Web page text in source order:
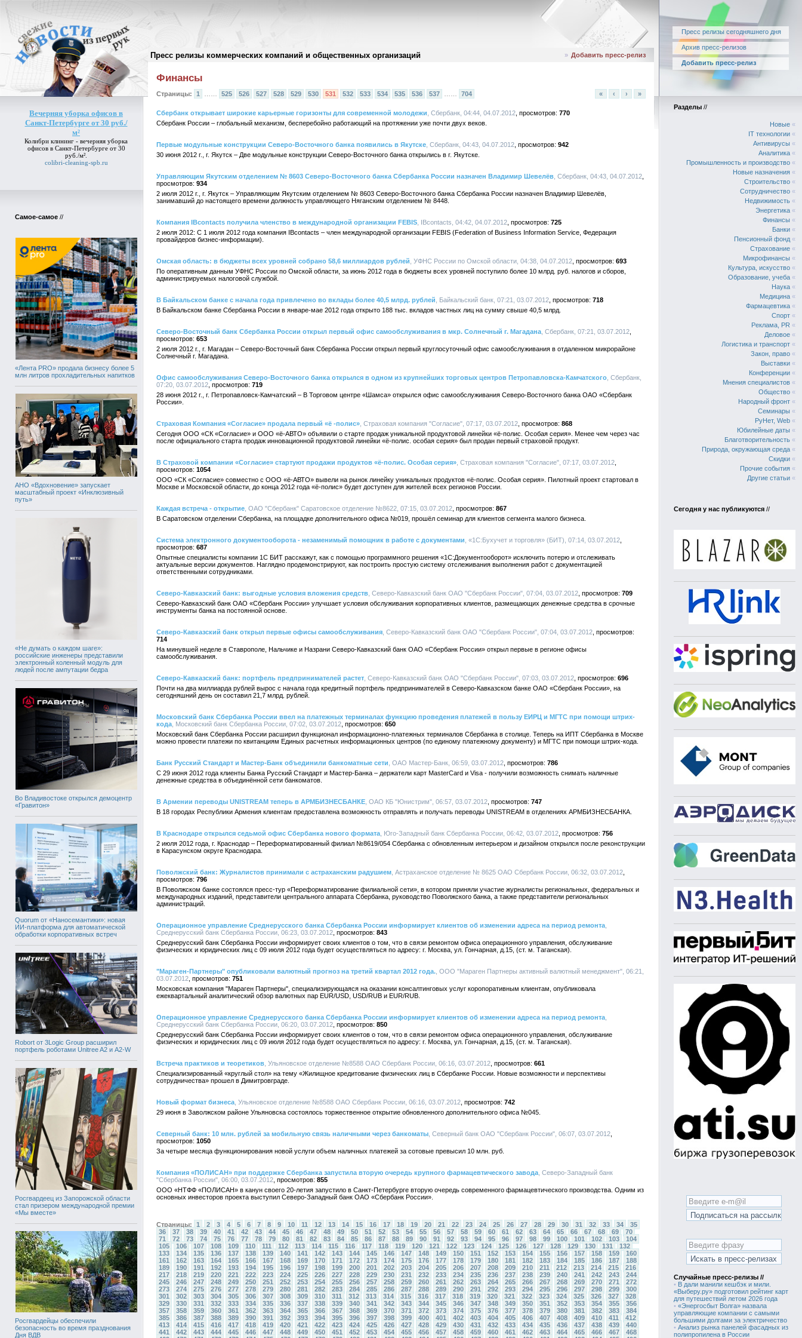
Пресс релизы коммерческих компаний и общественных организаций
Пресс релизы сегодняшнего дня
Архив пресс-релизов
Добавить пресс-релиз
Вечерняя уборка офисов в
Санкт-Петербурге от 30 руб./
м²
Колибри клининг - вечерняя уборка
офисов в Санкт-Петербурге от 30
руб./м²
colibri-cleaning-spb.ru
Самое-самое //
«Лента PRO» продала бизнесу более 5
млн литров прохладительных напитков
АНО «Вдохновение» запускает
масштабный проект «Инклюзивный
путь»
«Не думать о каждом шаге»:
российские инженеры представили
электронный коленный модуль для
людей после ампутации бедра
Во Владивостоке открылся демоцентр
«Гравитон»
Quorum от «Наносемантики»: новая
ИИ-платформа для автоматической
обработки корпоративных встреч
Robort от 3Logic Group расширил
портфель роботами Unitree A2 и A2-W
Росгвардеец из Запорожской области
стал призером международной премии
«Мы вместе»
Росгвардейцы обеспечили
безопасность во время празднования
Дня ВДВ
Архив пресс-релизов// » Добавить пресс-релиз
Финансы
Страницы: 1 525 526 527 528 529 530 531 532 533 534 535 536 537 704 « ‹ › »
Сбербанк открывает широкие карьерные горизонты для современной молодежи , Сбербанк, 04:44, 04.07.2012
770
Сбербанк России – глобальный механизм, бесперебойно работающий на протяжении уже почти двух веков.
Первые модульные конструкции Северо-Восточного банка появились в Якутске , Сбербанк, 04:43, 04.07.2012
942
30 июня 2012 г., г. Якутск – Две модульные конструкции Северо-Восточного банка открылись в г. Якутске.
Управляющим Якутским отделением № 8603 Северо-Восточного банка Сбербанка России назначен Владимир Шевелёв , Сбербанк, 04:43, 04.07.2012
934
2 июля 2012 г., г. Якутск – Управляющим Якутским отделением № 8603 Северо-Восточного банка Сбербанка России назначен Владимир Шевелёв,
занимавший до настоящего времени должность управляющего Няганским отделением № 8448.
Компания IBcontacts получила членство в международной организации FEBIS , IBcontacts, 04:42, 04.07.2012
725
2 июля 2012: С 1 июля 2012 года компания IBcontacts – член международной организации FEBIS (Federation of Business Information Service, Федерация
провайдеров бизнес-информации).
Омская область: в бюджеты всех уровней собрано 58,6 миллиардов рублей , УФНС России по Омской области, 04:38, 04.07.2012
693
По оперативным данным УФНС России по Омской области, за июнь 2012 года в бюджеты всех уровней поступило более 10 млрд. руб. налогов и сборов,
администрируемых налоговой службой.
В Байкальском банке с начала года привлечено во вклады более 40,5 млрд. рублей , Байкальский банк, 07:21, 03.07.2012
718
В Байкальском банке Сбербанка России в январе-мае 2012 года открыто 188 тыс. вкладов частных лиц на сумму свыше 40,5 млрд.
Северо-Восточный банк Сбербанка России открыл первый офис самообслуживания в мкр. Солнечный г. Магадана , Сбербанк, 07:21, 03.07.2012
653
2 июля 2012 г., г. Магадан – Северо-Восточный банк Сбербанка России открыл первый круглосуточный офис самообслуживания в отдаленном микрорайоне
Солнечный г. Магадана.
Офис самообслуживания Северо-Восточного банка открылся в одном из крупнейших торговых центров Петропавловска-Камчатского , Сбербанк,
07:20, 03.07.2012
719
28 июня 2012 г., г. Петропавловск-Камчатский – В Торговом центре «Шамса» открылся офис самообслуживания Северо-Восточного банка ОАО «Сбербанк
России».
Страховая Компания «Согласие» продала первый «ё -полис» , Страховая компания "Согласие", 07:17, 03.07.2012
868
Сегодня ООО «СК «Согласие» и ООО «ё-АВТО» объявили о старте продаж уникальной продуктовой линейки «ё-полис. Особая серия». Менее чем через час
после официального старта продаж инновационной продуктовой линейки «ё-полис. особая серия» был продан первый страховой продукт.
В Страховой компании «Согласие» стартуют продажи продуктов «ё-полис. Особая серия» , Страховая компания "Согласие", 07:17, 03.07.2012
1054
ООО «СК «Согласие» совместно с ООО «ё-АВТО» вывели на рынок линейку уникальных продуктов «ё-полис. Особая серия». Пилотный проект стартовал в
Москве и Московской области, до конца 2012 года «ё-полис» будет доступен для жителей всех регионов России.
Каждая встреча - открытие , ОАО "Сбербанк" Саратовское отделение №8622, 07:15, 03.07.2012
867
В Саратовском отделении Сбербанка, на площадке дополнительного офиса №019, прошёл семинар для клиентов сегмента малого бизнеса.
Система электронного документооборота - незаменимый помощник в работе с документами , «1С:Бухучет и торговля» (БИТ), 07:14, 03.07.2012
687
Опытные специалисты компании 1С БИТ расскажут, как с помощью программного решения «1С:Документооборот» исключить потерю и отслеживать
актуальные версии документов. Наглядно продемонстрируют, как построить простую систему отслеживания выполнения работ с документацией
ответственными сотрудниками.
Северо-Кавказский банк: выгодные условия вложения средств , Северо-Кавказский банк ОАО "Сбербанк России", 07:04, 03.07.2012
709
Северо-Кавказский банк ОАО «Сбербанк России» улучшает условия обслуживания корпоративных клиентов, размещающих денежные средства в срочные
инструменты банка на постоянной основе.
Северо-Кавказский банк открыл первые офисы самообслуживания , Северо-Кавказский банк ОАО "Сбербанк России", 07:04, 03.07.2012
714
На минувшей неделе в Ставрополе, Нальчике и Назрани Северо-Кавказский банк ОАО «Сбербанк России» открыл первые в регионе офисы
самообслуживания.
Северо-Кавказский банк: портфель предпринимателей растет , Северо-Кавказский банк ОАО "Сбербанк России", 07:03, 03.07.2012
696
Почти на два миллиарда рублей вырос с начала года кредитный портфель предпринимателей в Северо-Кавказском банке ОАО «Сбербанк России», на
сегодняшний день он составил 21,7 млрд. рублей.
Московский банк Сбербанка России ввел на платежных терминалах функцию проведения платежей в пользу ЕИРЦ и МГТС при помощи штрих-
кода , Московский банк Сбербанка России, 07:02, 03.07.2012
650
Московский банк Сбербанка России расширил функционал информационно-платежных терминалов Сбербанка в столице. Теперь на ИПТ Сбербанка в Москве
можно провести платежи по квитанциям Единых расчетных информационных центров (по единому платежному документу) и МГТС при помощи штрих-кода.
Банк Русский Стандарт и Мастер-Банк объединили банкоматные сети , ОАО Мастер-Банк, 06:59, 03.07.2012
786
С 29 июня 2012 года клиенты Банка Русский Стандарт и Мастер-Банка – держатели карт MasterCard и Visa - получили возможность снимать наличные
денежные средства в объединённой сети банкоматов.
В Армении переводы UNISTREAM теперь в АРМБИЗНЕСБАНКЕ , ОАО КБ "Юнистрим", 06:57, 03.07.2012
747
В 18 городах Республики Армения клиентам предоставлена возможность отправлять и получать переводы UNISTREAM в отделениях АРМБИЗНЕСБАНКА.
В Краснодаре открылся седьмой офис Сбербанка нового формата , Юго-Западный банк Сбербанка России, 06:42, 03.07.2012
756
2 июля 2012 года, г. Краснодар – Переформатированный филиал №8619/054 Сбербанка с обновленным интерьером и дизайном открылся после реконструкции
в Карасунском округе Краснодара.
Поволжский банк: Журналистов принимали с астраханским радушием , Астраханское отделение № 8625 ОАО Сбербанк России, 06:32, 03.07.2012
796
В Поволжском банке состоялся пресс-тур «Переформатирование филиальной сети», в котором приняли участие журналисты региональных, федеральных и
международных изданий, представители центрального аппарата Сбербанка, руководство Поволжского банка, а также представители региональных
администраций.
Операционное управление Среднерусского банка Сбербанка России информирует клиентов об изменении адреса на период ремонта
Среднерусский банк Сбербанка России, 06:23, 03.07.2012
843
Среднерусский банк Сбербанка России информирует своих клиентов о том, что в связи ремонтом офиса операционного управления, обслуживание
физических и юридических лиц с 09 июля 2012 года будет осуществляться по адресу: г. Москва, ул. Гончарная, д.15, (ст. м. Таганская).
"Мараген-Партнеры" опубликовали валютный прогноз на третий квартал 2012 года. , ООО "Мараген Партнеры активный валютный менеджмент", 06:21,
03.07.2012
751
Московская компания "Мараген Партнеры", специализирующаяся на оказании консалтинговых услуг коропоративным клиентам, опубликовала
ежеквартальный аналитический обзор валютных пар EUR/USD, USD/RUB и EUR/RUB.
Операционное управление Среднерусского банка Сбербанка России информирует клиентов об изменении адреса на период ремонта
Среднерусский банк Сбербанка России, 06:20, 03.07.2012
850
Среднерусский банк Сбербанка России информирует своих клиентов о том, что в связи ремонтом офиса операционного управления, обслуживание
физических и юридических лиц с 09 июля 2012 года будет осуществляться по адресу: г. Москва, ул. Гончарная, д.15, (ст. м. Таганская).
Встреча практиков и теоретиков , Ульяновское отделение №8588 ОАО Сбербанк России, 06:16, 03.07.2012
661
Специализированный «круглый стол» на тему «Жилищное кредитование физических лиц в Сбербанке России. Новые возможности и перспективы
сотрудничества» прошел в Димитровграде.
Новый формат бизнеса , Ульяновское отделение №8588 ОАО Сбербанк России, 06:16, 03.07.2012
742
29 июня в Заволжском районе Ульяновска состоялось торжественное открытие обновленного дополнительного офиса №045.
Северный банк: 10 млн. рублей за мобильную связь наличными через банкоматы , Северный банк ОАО "Сбербанк России", 06:07, 03.07.2012
1050
За четыре месяца функционирования новой услуги объем наличных платежей за сотовые превысил 10 млн. руб.
Компания «ПОЛИСАН» при поддержке Сбербанка запустила вторую очередь крупного фармацевтического завода , Северо-Западный банк
"Сбербанка России", 06:00, 03.07.2012
855
ООО «НТФФ «ПОЛИСАН» в канун своего 20-летия запустило в Санкт-Петербурге вторую очередь современного фармацевтического производства. Одним из
основных инвесторов проекта выступил Северо-Западный банк ОАО «Сбербанк России».
Страницы: 1 2 3 4 5 6 7 8 9 10 11 12 13 14 15 16 17 18 19 20 21 22 23 24 25 26 27 28 29 30 31 32 33 34
35
36
37 38 39 40 41 42 43 44 45 46 47 48 49 50 51 52 53 54 55 56 57 58 59 60 61 62 63 64 65 66 67 68 69
70
71
72 73 74 75 76 77 78 79 80 81 82 83 84 85 86 87 88 89 90 91 92 93 94 95 96 97 98 99 100 101 102 103
104
105
106 107 108 109 110 111 112 113 114 115 116 117 118 119 120 121 122 123 124 125 126 127 128 129 130 131
132
133
134 135 136 137 138 139 140 141 142 143 144 145 146 147 148 149 150 151 152 153 154 155 156 157 158 159
160
161
162 163 164 165 166 167 168 169 170 171 172 173 174 175 176 177 178 179 180 181 182 183 184 185 186 187
188
189
190 191 192 193 194 195 196 197 198 199 200 201 202 203 204 205 206 207 208 209 210 211 212 213 214 215
216
217
218 219 220 221 222 223 224 225 226 227 228 229 230 231 232 233 234 235 236 237 238 239 240 241 242 243
244
245
246 247 248 249 250 251 252 253 254 255 256 257 258 259 260 261 262 263 264 265 266 267 268 269 270 271
272
273
274 275 276 277 278 279 280 281 282 283 284 285 286 287 288 289 290 291 292 293 294 295 296 297 298 299
300
301
302 303 304 305 306 307 308 309 310 311 312 313 314 315 316 317 318 319 320 321 322 323 324 325 326 327
328
329
330 331 332 333 334 335 336 337 338 339 340 341 342 343 344 345 346 347 348 349 350 351 352 353 354 355
356
357
358 359 360 361 362 363 364 365 366 367 368 369 370 371 372 373 374 375 376 377 378 379 380 381 382 383
384
385
386 387 388 389 390 391 392 393 394 395 396 397 398 399 400 401 402 403 404 405 406 407 408 409 410 411
412
413
414 415 416 417 418 419 420 421 422 423 424 425 426 427 428 429 430 431 432 433 434 435 436 437 438 439
440
441
442 443 444 445 446 447 448 449 450 451 452 453 454 455 456 457 458 459 460 461 462 463 464 465 466 467
468
Разделы //
Новые «
IT технологии «
Антивирусы «
Аналитика «
Промышленность и производство «
Новые назначения «
Строительство «
Сотрудничество «
Недвижимость «
Энергетика «
Финансы «
Банки «
Пенсионный фонд «
Страхование «
Микрофинансы «
Культура, искусство «
Образование, учеба «
Наука «
Медицина «
Фармацевтика «
Спорт «
Реклама, PR «
Деловое «
Логистика и транспорт «
Закон, право «
Выставки «
Конференции «
Мнения специалистов «
Общество «
Народный фронт «
Семинары «
РуНет, Web «
Юбилейные даты «
Благотворительность «
Природа, окружающая среда «
Скидки «
Прочие события «
Другие статьи «
Сегодня у нас публикуются //
Случайные пресс-релизы //
• В дали манили кешбэк и мили.
«Выберу.ру» подготовил рейтинг карт
для путешествий летом 2026 года
• «Энергосбыт Волга» назвала
управляющие компании с самыми
большими долгами за электричество
• Анализ рынка панелей фасадных из
полипропилена в России